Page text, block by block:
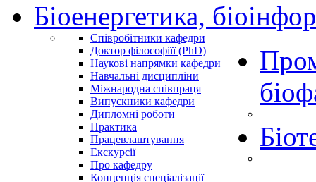
Біоенергетика,
Співробітники кафедри
Доктор філософіїї (PhD)
Наукові напрямки кафедри
Навчальні дисципліни
Міжнародна співпраця
Випускники кафедри
Дипломні роботи
Практика
Працевлаштування
Екскурсії
Про кафедру
Концепція спеціалізації